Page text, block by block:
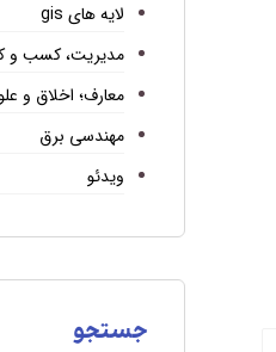
لایه های gis
مدیریت، کسب و
معارف؛ اخلاق و
مهندسی برق
ویدئو
جستجو